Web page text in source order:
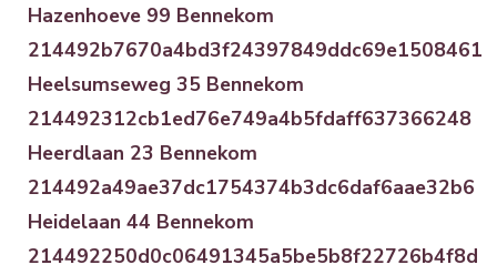
Hazenhoeve 99 Bennekom
214492b7670a4bd3f24397849ddc69e1508461
Heelsumseweg 35 Bennekom
214492312cb1ed76e749a4b5fdaff637366248
Heerdlaan 23 Bennekom
214492a49ae37dc1754374b3dc6daf6aae32b6
Heidelaan 44 Bennekom
214492250d0c06491345a5be5b8f22726b4f8d